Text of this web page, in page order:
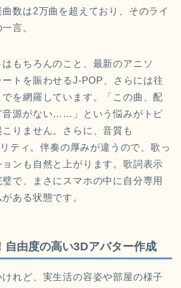
数は2万曲を超えており、そのライ
言。
もちろんのこと、最新のアニソ
トを賑わせるJ-POP、さらには往
を網羅しています。「この曲、配
音源がない……」という悩みがトピ
りません。さらに、音質も
ティ。伴奏の厚みが違うので、歌っ
ンも自然と上がります。歌詞表示
で、まさにスマホの中に自分専用
ある状態です。
自由度の高い3Dアバター作成
れど、実生活の容姿や部屋の様子